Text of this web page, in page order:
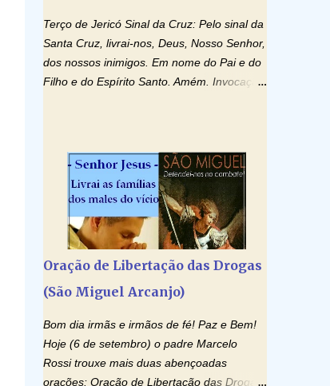
Terço de Jericó Sinal da Cruz: Pelo sinal da
Santa Cruz, livrai-nos, Deus, Nosso Senhor,
dos nossos inimigos. Em nome do Pai e do
Filho e do Espírito Santo. Amém. Invocação
o vosso Espírito e tudo será criado. E
renovareis a face da terra. Oremos: Ó
Deus, que instruístes os corações dos
vossos fiéis com a luz do Espírito Santo,
fazei que apreciemos retamente todas as
gozemos sempre da sua consolação. Por
Cristo, Senhor Nosso. Amém. Creio: Creio
céu e da terra; e em Jesus Cristo, seu único
Filho, nosso Senhor; que foi concebido pelo
poder do Espí­rito Santo; nasceu da Virgem
Oração de Libertação das Drogas
(São Miguel Arcanjo)
Bom dia irmãs e irmãos de fé! Paz e Bem!
Hoje (6 de setembro) o padre Marcelo
Rossi trouxe mais duas abençoadas
orações: Oração de Libertação das Drogas